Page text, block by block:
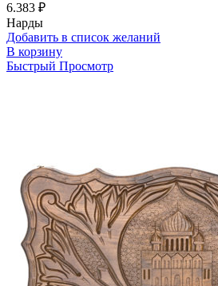
6.383 ₽
Нарды
Добавить в список желаний
В корзину
Быстрый Просмотр